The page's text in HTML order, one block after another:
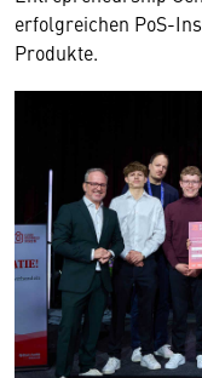
erfolgreichen PoS-
Produkte.